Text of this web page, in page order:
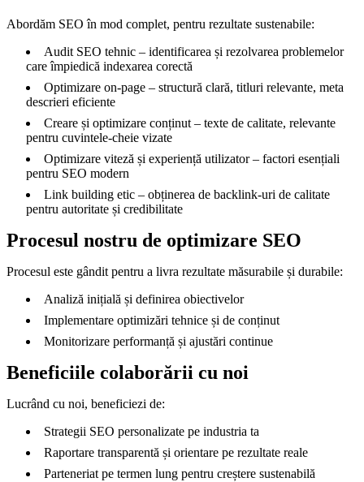
Abordăm SEO în mod complet, pentru rezultate sustenabile:
Audit SEO tehnic – identificarea și rezolvarea problemelor
care împiedică indexarea corectă
Optimizare on-page – structură clară, titluri relevante, meta
descrieri eficiente
Creare și optimizare conținut – texte de calitate, relevante
pentru cuvintele-cheie vizate
Optimizare viteză și experiență utilizator – factori esențiali
pentru SEO modern
Link building etic – obținerea de backlink-uri de calitate
pentru autoritate și credibilitate
Procesul nostru de optimizare SEO
Procesul este gândit pentru a livra rezultate măsurabile și durabile:
Analiză inițială și definirea obiectivelor
Implementare optimizări tehnice și de conținut
Monitorizare performanță și ajustări continue
Beneficiile colaborării cu noi
Lucrând cu noi, beneficiezi de:
Strategii SEO personalizate pe industria ta
Raportare transparentă și orientare pe rezultate reale
Parteneriat pe termen lung pentru creștere sustenabilă